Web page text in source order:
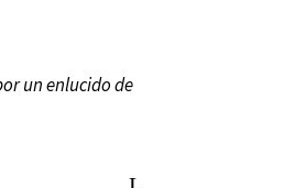
un enlucido de